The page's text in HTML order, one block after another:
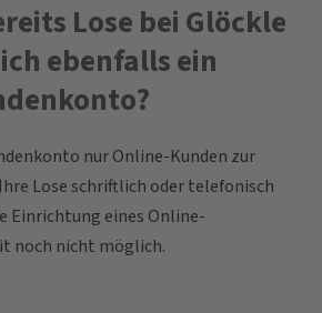
Lose bei Glöckle
ebenfalls ein
nur Online-Kunden zur
Lose schriftlich oder telefonisch
Einrichtung eines Online-
noch nicht möglich.